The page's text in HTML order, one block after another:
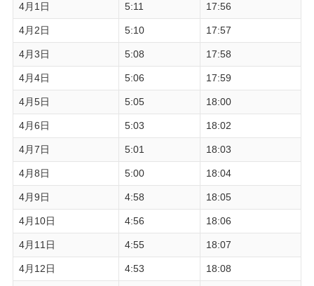
4月1日 5:11 17:56
4月2日 5:10 17:57
4月3日 5:08 17:58
4月4日 5:06 17:59
4月5日 5:05 18:00
4月6日 5:03 18:02
4月7日 5:01 18:03
4月8日 5:00 18:04
4月9日 4:58 18:05
4月10日 4:56 18:06
4月11日 4:55 18:07
4月12日 4:53 18:08